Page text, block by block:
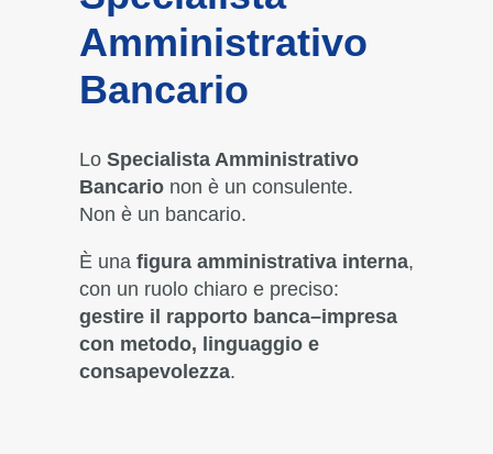
Amministrativo
Bancario
Lo Specialista Amministrativo
Bancarionon è un consulente.
Non è un bancario.
È una figura amministrativa interna,
con un ruolo chiaro e preciso:
gestire il rapporto banca–impresa
con metodo, linguaggio e
consapevolezza.